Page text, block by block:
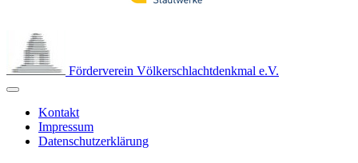
Förderverein Völkerschlachtdenkmal e.V.
Kontakt
Impressum
Datenschutzerklärung